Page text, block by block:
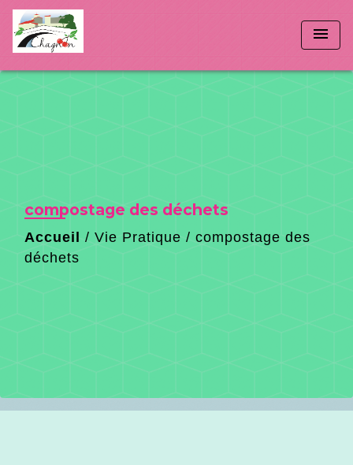
menu
compostage des déchets
Accueil / Vie Pratique / compostage des
déchets